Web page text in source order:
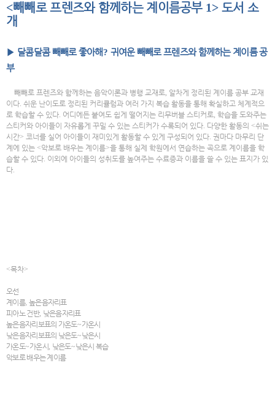
<빼빼로 프렌즈와 함께하는 계이름공부 1> 도서 소
개
▶ 달콤달콤 빼빼로 좋아해? 귀여운 빼빼로 프렌즈와 함께하는 계이름 공
부
빼빼로 프렌즈와 함께하는 음악이론과 병행 교재로, 알차게 정리된 계이름 공부 교재
이다. 쉬운 난이도로 정리된 커리큘럼과 여러 가지 복습 활동을 통해 확실하고 체계적으
로 학습할 수 있다. 어디에든 붙여도 쉽게 떨어지는 리무버블 스티커로, 학습을 도와주는
스티커와 아이들이 자유롭게 꾸밀 수 있는 스티커가 수록되어 있다. 다양한 활동의 <쉬는
시간> 코너를 실어 아이들이 재미있게 활동할 수 있게 구성되어 있다. 권마다 마무리 단
계에 있는 <악보로 배우는 계이름>을 통해 실제 학원에서 연습하는 곡으로 계이름을 학
습할 수 있다. 이외에 아이들의 성취도를 높여주는 수료증과 이름을 쓸 수 있는 표지가 있
다.
<목차>
오선
계이름, 높은음자리표
피아노 건반, 낮은음자리표
높은음자리보표의 가온도~가온시
낮은음자리보표의 낮은도~낮은시
가온도~가온시 , 낮은도~낮은시 복습
악보로 배우는 계이름